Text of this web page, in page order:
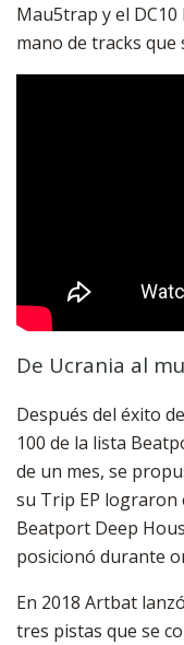
Mau5trap y el
mano de tracks
De Ucrania al
Después del éxito
100 de la lista
de un mes, se
su Trip EP lograron
Beatport Deep
posicionó durante
En 2018 Artbat
tres pistas que se